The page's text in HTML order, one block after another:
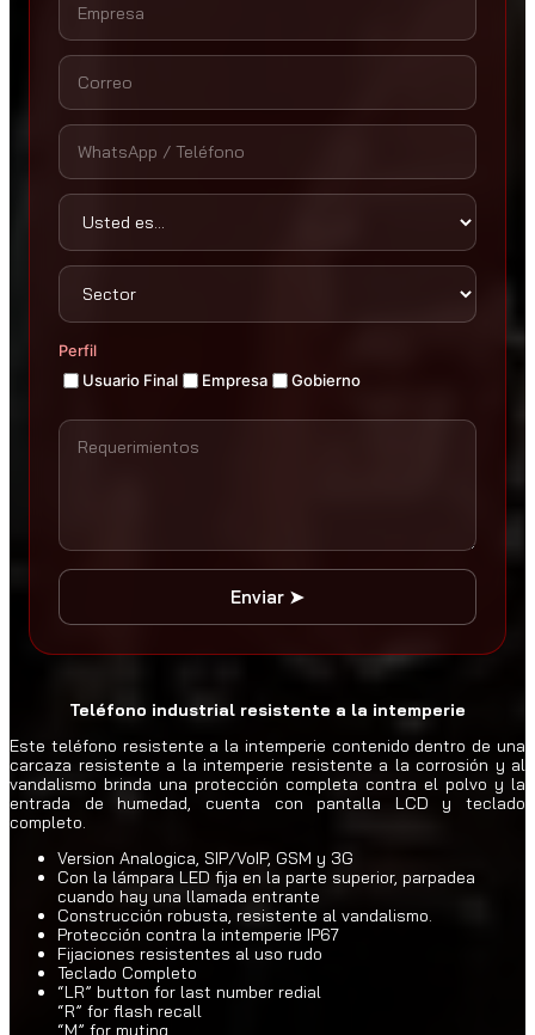
Perfil
Usuario Final Empresa Gobierno
Enviar ➤
Teléfono industrial resistente a la intemperie
Este teléfono resistente a la intemperie contenido dentro de una
carcaza resistente a la intemperie resistente a la corrosión y al
vandalismo brinda una protección completa contra el polvo y la
entrada de humedad, cuenta con pantalla LCD y teclado
completo.
Version Analogica, SIP/VoIP, GSM y 3G
Con la lámpara LED fija en la parte superior, parpadea
cuando hay una llamada entrante
Construcción robusta, resistente al vandalismo.
Protección contra la intemperie IP67
Fijaciones resistentes al uso rudo
Teclado Completo
“LR” button for last number redial
“R” for flash recall
“M” for muting